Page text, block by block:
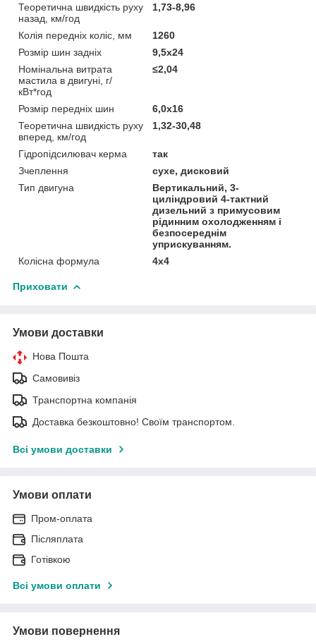
Теоретична швидкість руху
назад, км/год
1,73-8,96
Колія передніх коліс, мм
1260
Розмір шин задніх
9,5х24
Номінальна витрата
мастила в двигуні, г/
кВт*год
≤2,04
Розмір передніх шин
6,0х16
Теоретична швидкість руху
вперед, км/год
1,32-30,48
Гідропідсилювач керма
так
Зчеплення
сухе, дисковий
Тип двигуна
Вертикальний, 3-
циліндровий 4-тактний
дизельний з примусовим
рідинним охолодженням і
безпосереднім
уприскуванням.
Колісна формула
4х4
Приховати
Умови доставки
Нова Пошта
Самовивіз
Транспортна компанія
Доставка безкоштовно! Своїм транспортом.
Всі умови доставки
Умови оплати
Пром-оплата
Післяплата
Готівкою
Всі умови оплати
Умови повернення